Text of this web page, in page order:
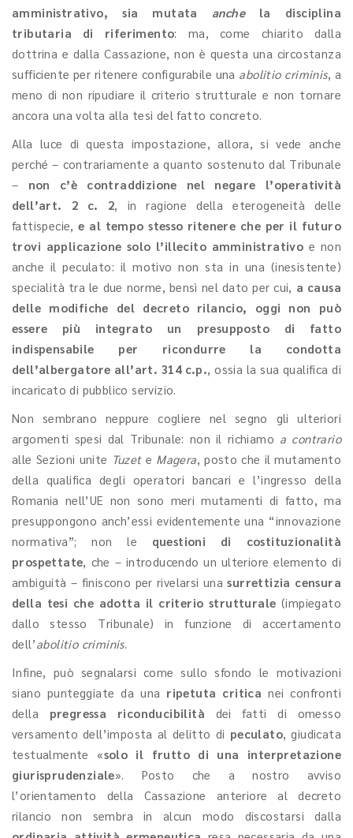
amministrativo,
sia mutata anchela disciplina
tributaria di riferimento: ma, come chiarito dalla
dottrina e dalla Cassazione, non è questa una circostanza
sufficiente per ritenere configurabile una abolitio criminis, a
meno di non ripudiare il criterio strutturale e non tornare
ancora una volta alla tesi del fatto concreto.
Alla luce di questa impostazione, allora, si vede anche
perché – contrariamente a quanto sostenuto dal Tribunale
– non c’è contraddizione nel negare l’operatività
dell’art. 2 c. 2, in ragione della eterogeneità delle
fattispecie,e al tempo stesso ritenere che per il futuro
trovi applicazione solo l’illecito amministrativo e non
anche il peculato: il motivo non sta in una (inesistente)
specialità tra le due norme, bensì nel dato per cui, a causa
delle modifiche del decreto rilancio,
oggi non può
essere più integrato un presupposto di fatto
indispensabile per ricondurre la condotta
dell’albergatore all’art. 314 c.p., ossia la sua qualifica di
incaricato di pubblico servizio.
Non sembrano neppure cogliere nel segno gli ulteriori
argomenti spesi dal Tribunale: non il richiamo a contrario
alle Sezioni unite Tuzete Magera, posto che il mutamento
della qualifica degli operatori bancari e l’ingresso della
Romania nell’UE non sono meri mutamenti di fatto, ma
presuppongono anch’essi evidentemente una “innovazione
normativa”; non le questioni di costituzionalità
prospettate, che – introducendo un ulteriore elemento di
ambiguità – finiscono per rivelarsi unasurrettizia censura
della tesi che adotta il criterio strutturale (impiegato
dallo stesso Tribunale) in funzione di accertamento
dell’abolitio criminis.
Infine, può segnalarsi come sullo sfondo le motivazioni
siano punteggiate da una ripetuta critica nei confronti
della pregressa riconducibilità dei fatti di omesso
versamento dell’imposta al delitto di peculato, giudicata
testualmente «solo il frutto di una interpretazione
giurisprudenziale». Posto che a nostro avviso
l’orientamento della Cassazione anteriore al decreto
rilancio non sembra in alcun modo discostarsi dalla